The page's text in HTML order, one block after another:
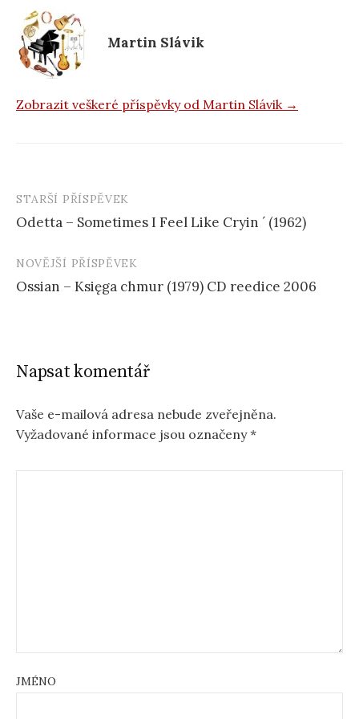
o
k Martin Slávik
Zobrazit veškeré příspěvky od Martin Slávik →
Navigace
příspěvku
STARŠÍ PŘÍSPĚVEK
Odetta – Sometimes I Feel Like Cryin ´ (1962)
NOVĚJŠÍ PŘÍSPĚVEK
Ossian – Księga chmur (1979) CD reedice 2006
Napsat komentář
Vaše e-mailová adresa nebude zveřejněna.
Vyžadované informace jsou označeny*
JMÉNO